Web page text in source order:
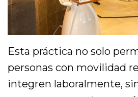
Esta práctica no solo
personas con movilidad
integren laboralmente,